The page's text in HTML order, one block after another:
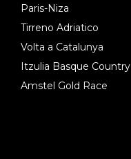
Paris-Niza
Tirreno Adriatico
Volta a Catalunya
Itzulia Basque Country
Amstel Gold Race